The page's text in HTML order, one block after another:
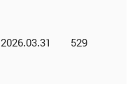
2026.03.31 529